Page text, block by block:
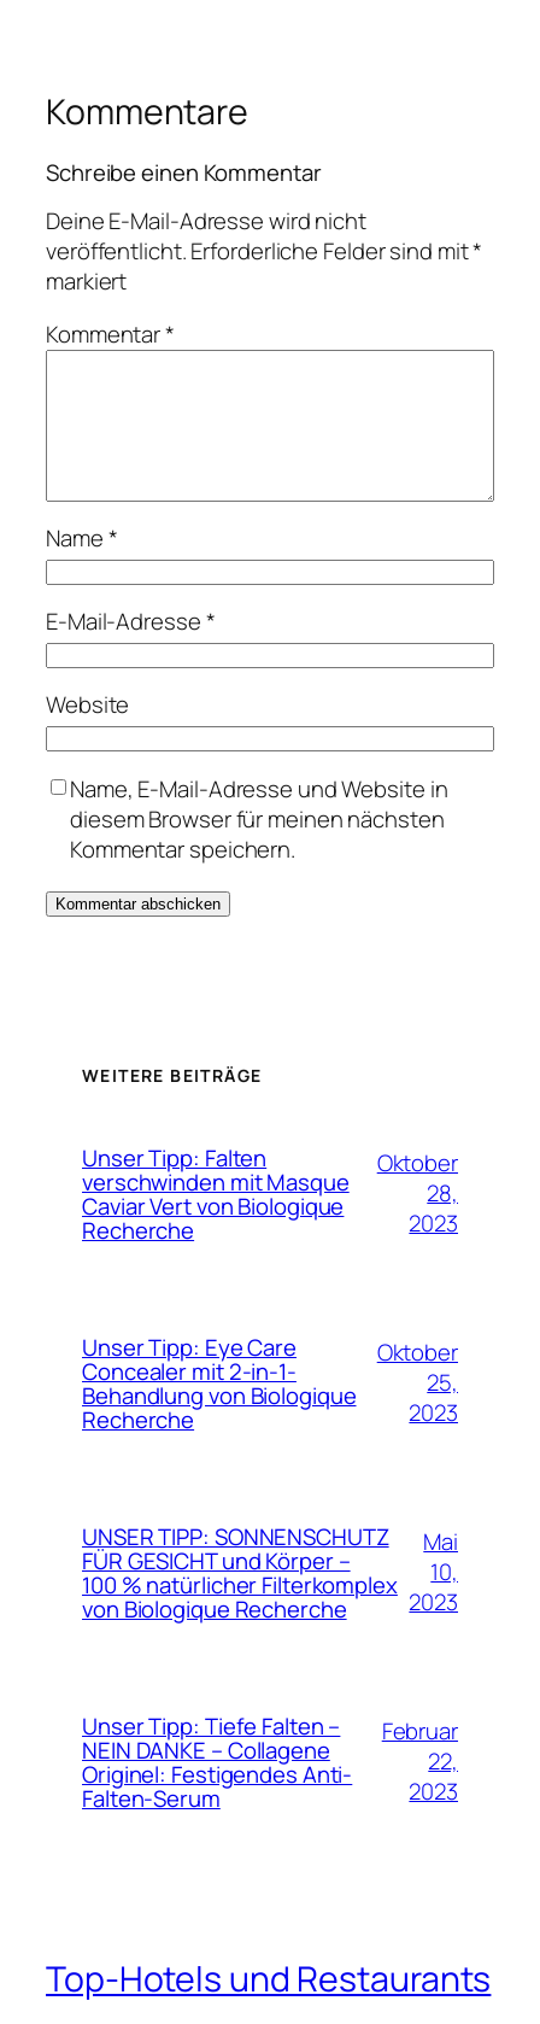
Kommentare
Schreibe einen Kommentar
Deine E-Mail-Adresse wird nicht
veröffentlicht.Erforderliche Felder sind mit*
markiert
Kommentar*
Name*
E-Mail-Adresse*
Website
Name, E-Mail-Adresse und Website in
diesem Browser für meinen nächsten
Kommentar speichern.
WEITERE BEITRÄGE
Unser Tipp: Falten
verschwinden mit Masque
Caviar Vert von Biologique
Recherche
Oktober
28,
2023
Unser Tipp: Eye Care
Concealer mit 2-in-1-
Behandlung von Biologique
Recherche
Oktober
25,
2023
UNSER TIPP: SONNENSCHUTZ
FÜR GESICHT und Körper –
100 % natürlicher Filterkomplex
von Biologique Recherche
Mai
10,
2023
Unser Tipp: Tiefe Falten –
NEIN DANKE – Collagene
Originel: Festigendes Anti-
Falten-Serum
Februar
22,
2023
Top-Hotels und Restaurants